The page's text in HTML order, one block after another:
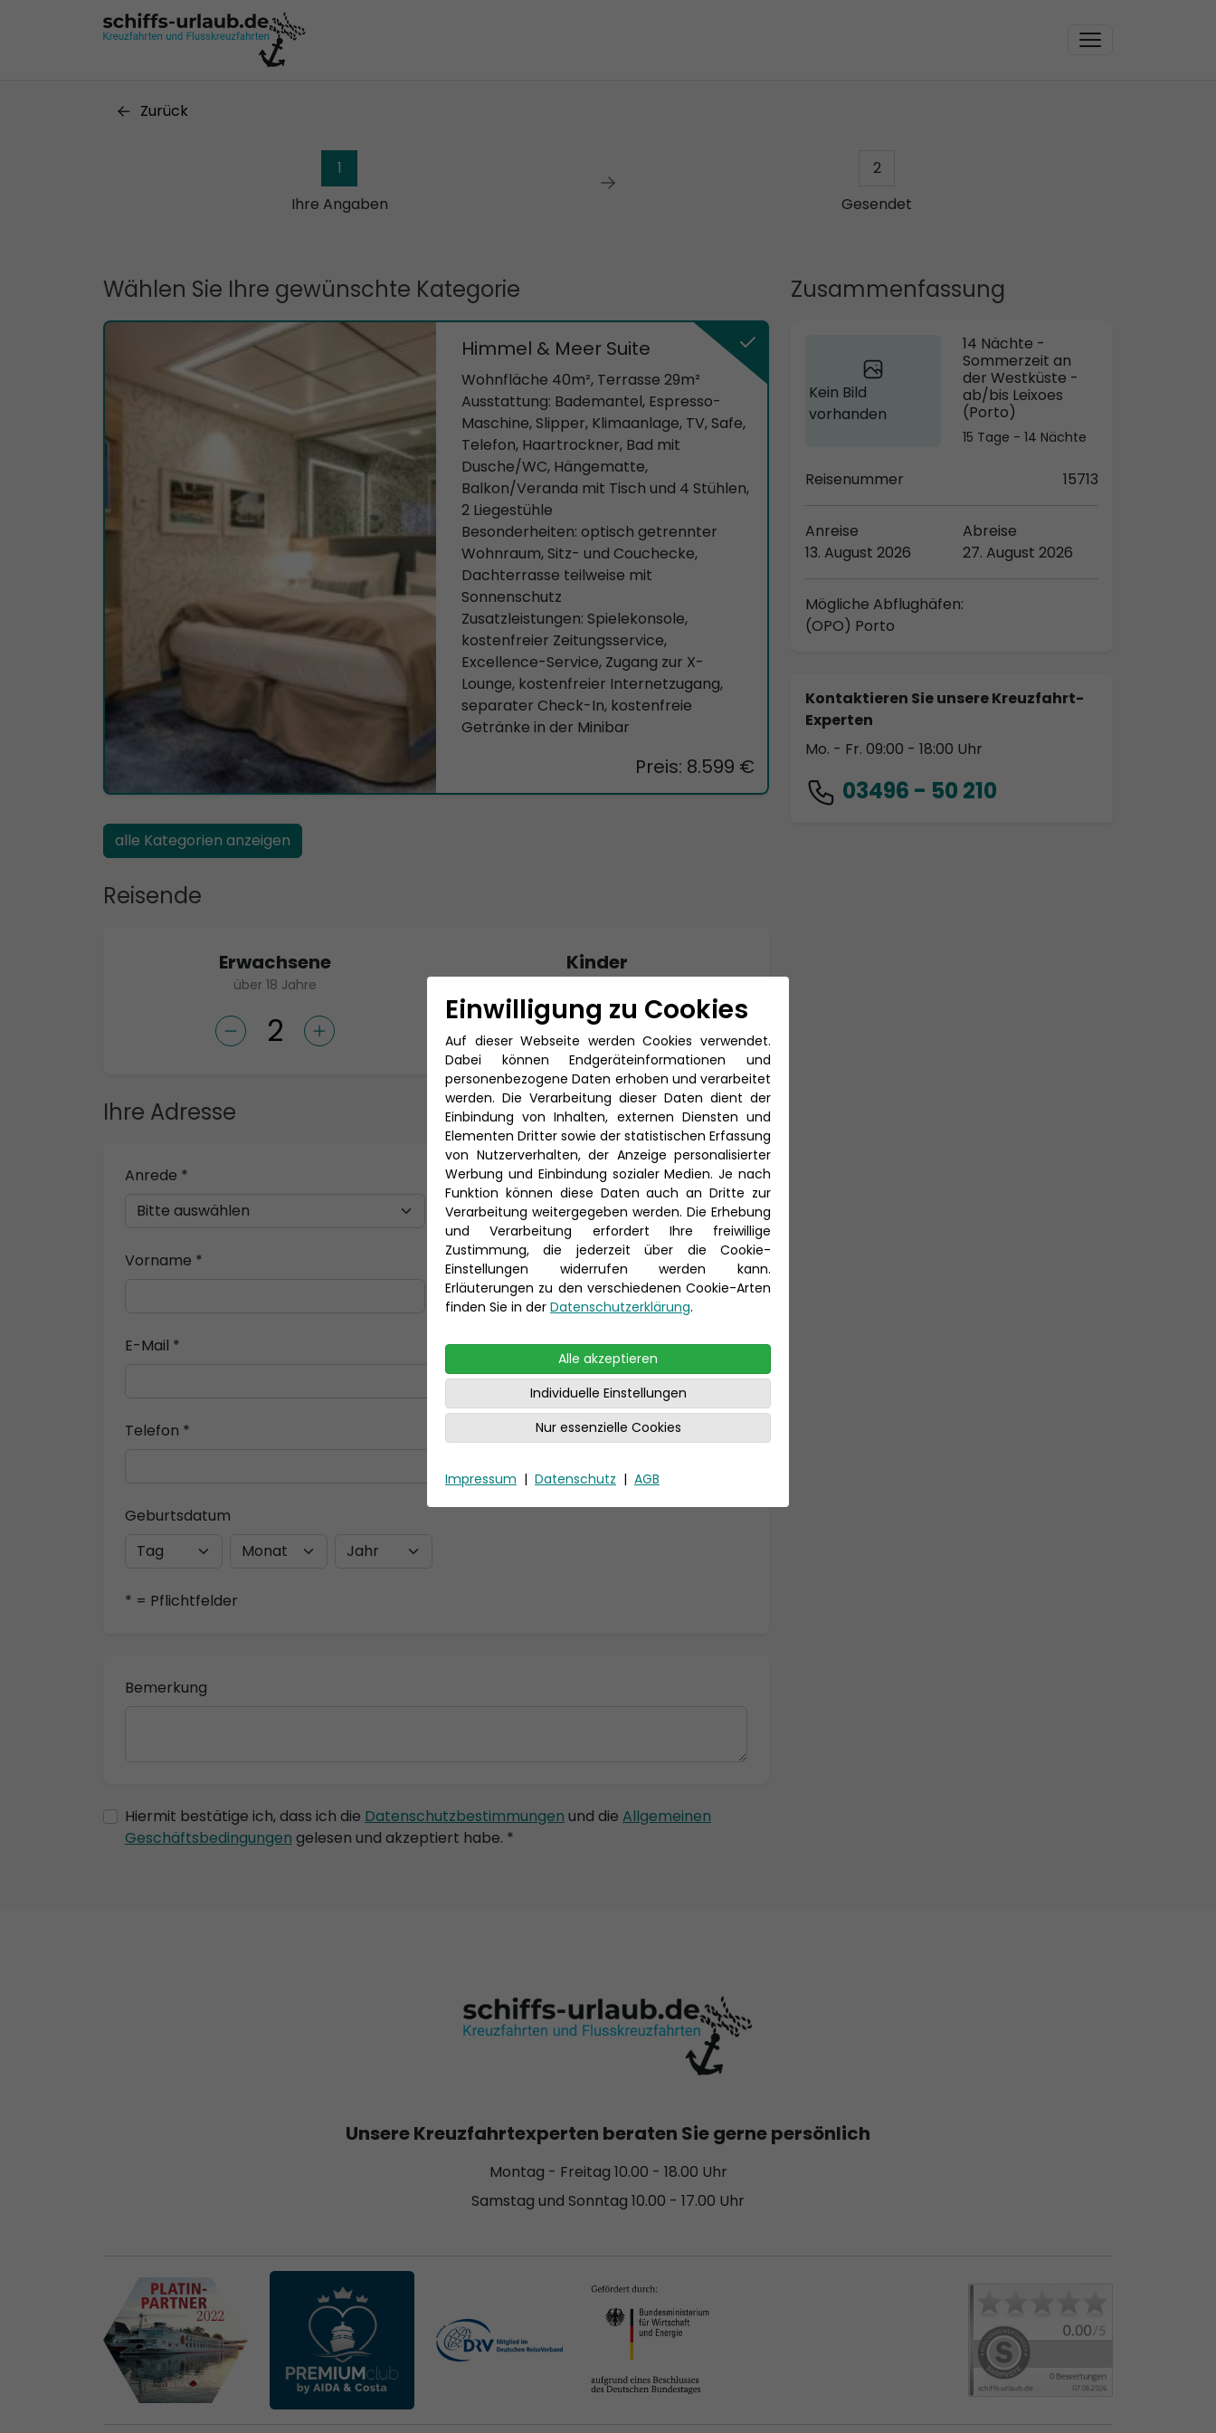
Zurück
1
Ihre Angaben
2
Gesendet
Zusammenfassung
Kein Bild
vorhanden
14 Nächte -
Sommerzeit an
der Westküste -
ab/bis Leixoes
(Porto)
15 Tage - 14 Nächte
Reisenummer 15713
Anreise
13. August 2026
Abreise
27. August 2026
Mögliche Abflughäfen:
(OPO) Porto
Kontaktieren Sie unsere Kreuzfahrt-
Experten
Mo. - Fr. 09:00 - 18:00 Uhr
03496 - 50 210
Wählen Sie Ihre gewünschte Kategorie
Himmel & Meer Suite
Wohnfläche 40m², Terrasse 29m²
Ausstattung: Bademantel, Espresso-
Maschine, Slipper, Klimaanlage, TV, Safe,
Telefon, Haartrockner, Bad mit
Dusche/WC, Hängematte,
Balkon/Veranda mit Tisch und 4 Stühlen,
2 Liegestühle
Besonderheiten: optisch getrennter
Wohnraum, Sitz- und Couchecke,
Dachterrasse teilweise mit
Sonnenschutz
Zusatzleistungen: Spielekonsole,
kostenfreier Zeitungsservice,
Excellence-Service, Zugang zur X-
Lounge, kostenfreier Internetzugang,
separater Check-In, kostenfreie
Getränke in der Minibar
Preis: 8.599 €
alle Kategorien anzeigen
Reisende
Erwachsene
über 18 Jahre
Kinder
Ihre Adresse
Anrede * Titel
Vorname * Nachname *
E-Mail *
Telefon *
Geburtsdatum
* = Pflichtfelder
Bemerkung
Hiermit bestätige ich, dass ich die Datenschutzbestimmungen und die Allgemeinen
Geschäftsbedingungen gelesen und akzeptiert habe. *
Einwilligung zu Cookies
Auf dieser Webseite werden Cookies verwendet.
Dabei können Endgeräteinformationen und
personenbezogene Daten erhoben und verarbeitet
werden. Die Verarbeitung dieser Daten dient der
Einbindung von Inhalten, externen Diensten und
Elementen Dritter sowie der statistischen Erfassung
von Nutzerverhalten, der Anzeige personalisierter
Werbung und Einbindung sozialer Medien. Je nach
Funktion können diese Daten auch an Dritte zur
Verarbeitung weitergegeben werden. Die Erhebung
und Verarbeitung erfordert Ihre freiwillige
Zustimmung, die jederzeit über die Cookie-
Einstellungen widerrufen werden kann.
Erläuterungen zu den verschiedenen Cookie-Arten
finden Sie in der Datenschutzerklärung.
Alle akzeptieren
Individuelle Einstellungen
Nur essenzielle Cookies
Impressum | Datenschutz | AGB
Unsere Kreuzfahrtexperten beraten Sie gerne persönlich
Montag - Freitag 10.00 - 18.00 Uhr
Samstag und Sonntag 10.00 - 17.00 Uhr